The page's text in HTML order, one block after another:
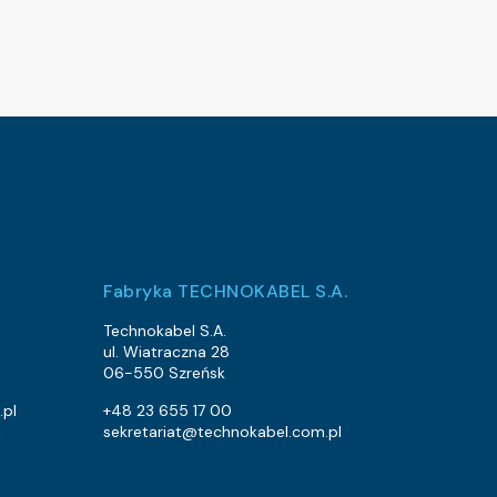
Fabryka TECHNOKABEL S.A.
Technokabel S.A.
ul. Wiatraczna 28
06-550 Szreńsk
+48 23 655 17 00
sekretariat@technokabel.com.pl